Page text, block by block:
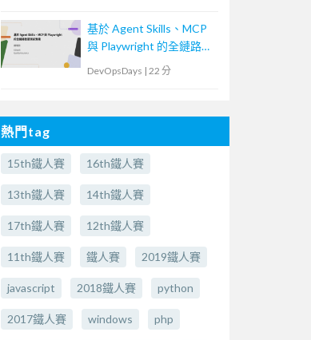
基於 Agent Skills、MCP
與 Playwright 的全鏈路智
DevOpsDays | 22 分
熱門tag
15th鐵人賽 16th鐵人賽
13th鐵人賽 14th鐵人賽
17th鐵人賽 12th鐵人賽
11th鐵人賽 鐵人賽 2019鐵人賽
javascript 2018鐵人賽 python
2017鐵人賽 windows php